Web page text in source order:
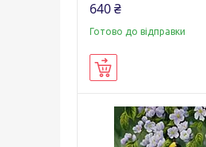
640 ₴
Готово до відправки